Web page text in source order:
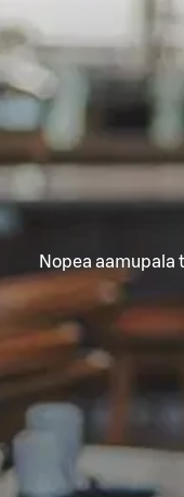
Nopea aamupala